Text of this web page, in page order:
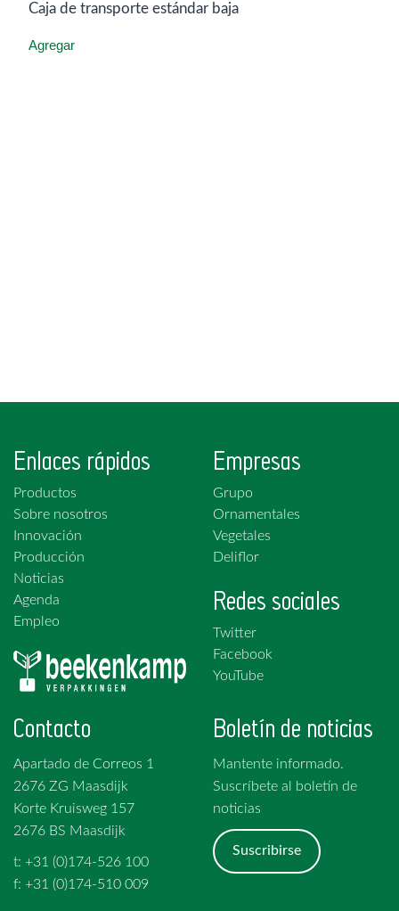
Caja de transporte estándar baja
Agregar
Enlaces rápidos
Productos
Sobre nosotros
Innovación
Producción
Noticias
Agenda
Empleo
Empresas
Grupo
Ornamentales
Vegetales
Deliflor
Redes sociales
Twitter
Facebook
YouTube
Contacto
Apartado de Correos 1
2676 ZG Maasdijk
Korte Kruisweg 157
2676 BS Maasdijk
t: +31 (0)174-526 100
f: +31 (0)174-510 009
Boletín de noticias
Mantente informado.
Suscríbete al boletín de
noticias
Suscribirse